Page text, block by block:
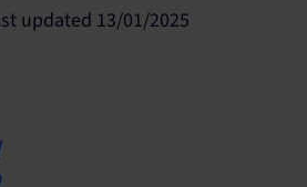
updated 13/01/2025